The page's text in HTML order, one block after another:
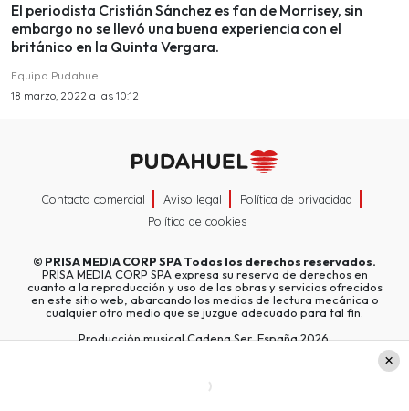
El periodista Cristián Sánchez es fan de Morrisey, sin
embargo no se llevó una buena experiencia con el
británico en la Quinta Vergara.
Equipo Pudahuel
18 marzo, 2022 a las 10:12
Contacto comercial Aviso legal
Política de privacidad
Política de cookies
© PRISA MEDIA CORP SPATodos los derechos reservados.
PRISA MEDIA CORP SPA expresa su reserva de derechos en
cuanto a la reproducción y uso de las obras y servicios ofrecidos
en este sitio web, abarcando los medios de lectura mecánica o
cualquier otro medio que se juzgue adecuado para tal fin.
Producción musical Cadena Ser, España 2026.